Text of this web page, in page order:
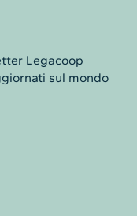
Legacoop
sul mondo